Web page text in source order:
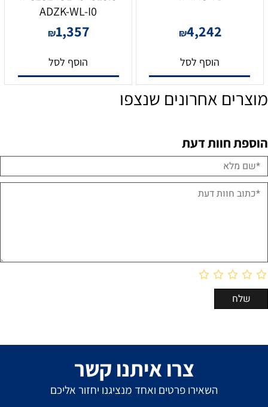
₪4,242
הוסף לסל
ADZK-WL-I0
₪1,357
הוסף לסל
מוצרים אחרונים שנצפו
הוספת חוות דעת
צרו איתנו קשר
השאירו פרטים ואחד מנציגנו יחזור אליכם